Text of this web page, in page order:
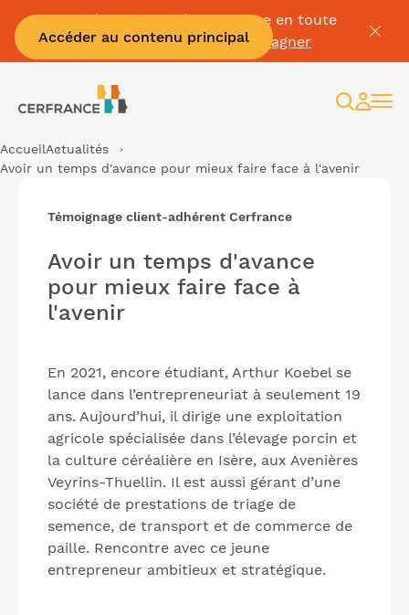
Accéder au contenu principal
Passez à la facture électronique en toute
sérénité :Je me fais accompagner
AccueilActualités
Avoir un temps d'avance pour mieux faire face à l'avenir
Témoignage client-adhérent Cerfrance
Avoir un temps d'avance
pour mieux faire face à
l'avenir
En 2021, encore étudiant, Arthur Koebel se
lance dans l’entrepreneuriat à seulement 19
ans. Aujourd’hui, il dirige une exploitation
agricole spécialisée dans l’élevage porcin et
la culture céréalière en Isère, aux Avenières
Veyrins-Thuellin. Il est aussi gérant d’une
société de prestations de triage de
semence, de transport et de commerce de
paille. Rencontre avec ce jeune
entrepreneur ambitieux et stratégique.